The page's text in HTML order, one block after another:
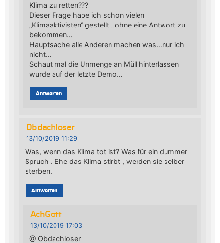
Klima zu retten???
Dieser Frage habe ich schon vielen
„Klimaaktivisten“ gestellt…ohne eine Antwort zu
bekommen…
Hauptsache alle Anderen machen was…nur ich
nicht…
Schaut mal die Unmenge an Müll hinterlassen
wurde auf der letzte Demo…
Antworten
Obdachloser
13/10/2019 11:29
Was, wenn das Klima tot ist? Was für ein dummer
Spruch . Ehe das Klima stirbt , werden sie selber
sterben.
Antworten
AchGott
13/10/2019 17:03
@ Obdachloser